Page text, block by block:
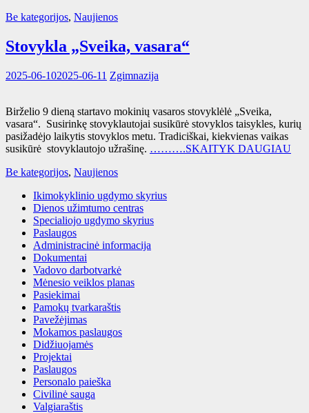
Be kategorijos, Naujienos
Stovykla „Sveika, vasara“
2025-06-102025-06-11 Zgimnazija
Birželio 9 dieną startavo mokinių vasaros stovyklėlė „Sveika,
vasara“. Susirinkę stovyklautojai susikūrė stovyklos taisykles, kurių
pasižadėjo laikytis stovyklos metu. Tradiciškai, kiekvienas vaikas
susikūrė stovyklautojo užrašinę. ……….SKAITYK DAUGIAU
Be kategorijos, Naujienos
Ikimokyklinio ugdymo skyrius
Dienos užimtumo centras
Specialiojo ugdymo skyrius
Paslaugos
Administracinė informacija
Dokumentai
Vadovo darbotvarkė
Mėnesio veiklos planas
Pasiekimai
Pamokų tvarkaraštis
Pavežėjimas
Mokamos paslaugos
Didžiuojamės
Projektai
Paslaugos
Personalo paieška
Civilinė sauga
Valgiaraštis